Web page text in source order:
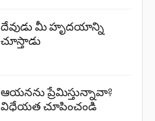
దేవుడు మీ హృదయాన్ని
చూస్తాడు
ఆయనను ప్రేమిస్తున్నావా?
విధేయత చూపించండి